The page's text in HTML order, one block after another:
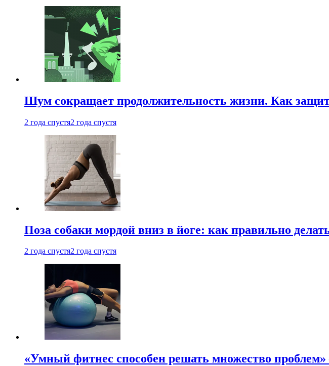
Шум сокращает продолжительность жизни. Как
2 года спустя2 года спустя
Поза собаки мордой вниз в йоге: как правильно
2 года спустя2 года спустя
«Умный фитнес способен решать множество